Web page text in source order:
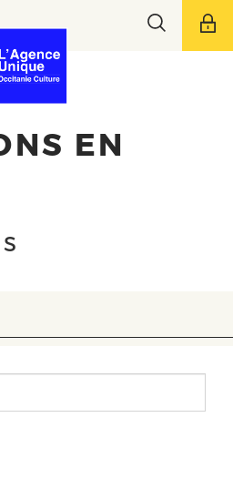
Toggle
EN